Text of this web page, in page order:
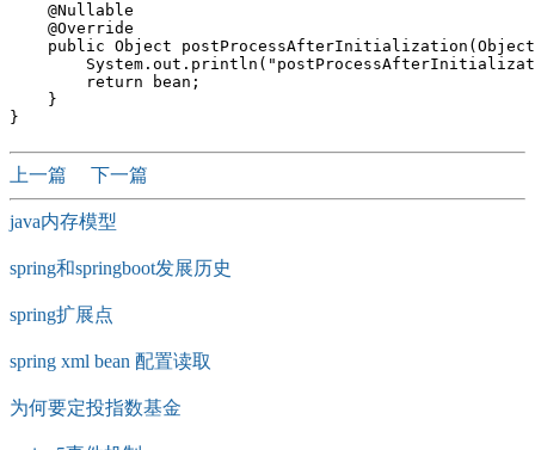
    @Nullable
    @Override
public Object
        return bean;
    }
上一篇 下一篇
java内存模型
spring和springboot发展历史
spring扩展点
spring xml bean 配置读取
为何要定投指数基金